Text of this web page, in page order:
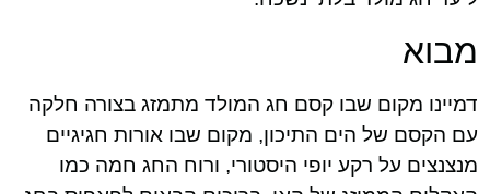
מבוא
דמיינו מקום שבו קסם חג המולד מתמזג בצורה חלקה
עם הקסם של הים התיכון, מקום שבו אורות חגיגיים
מנצנצים על רקע יופי היסטורי, ורוח החג חמה כמו